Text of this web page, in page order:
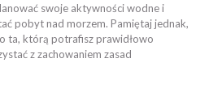
swoje aktywności wodne i
pobyt nad morzem. Pamiętaj jednak,
ta, którą potrafisz prawidłowo
z zachowaniem zasad